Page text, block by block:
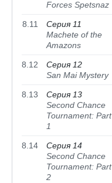
Forces Spetsnaz
8.11
Серия 11
Machete of the
Amazons
8.12
Серия 12
San Mai Mystery
8.13
Серия 13
Second Chance
Tournament: Part
1
8.14
Серия 14
Second Chance
Tournament: Part
2